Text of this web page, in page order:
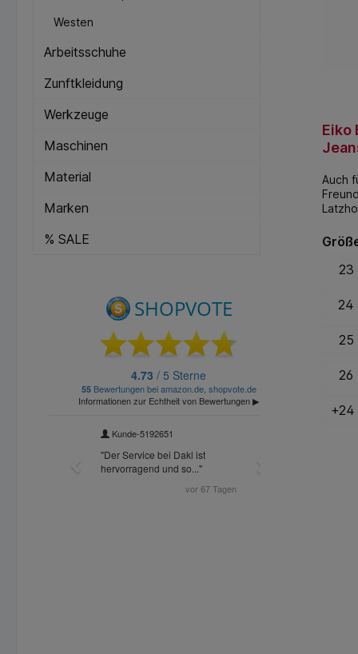
Westen
Arbeitsschuhe
Zunftkleidung
Werkzeuge
Maschinen
Material
Marken
% SALE
Eiko
Auch
in
ideal
23
24
25
26
+24